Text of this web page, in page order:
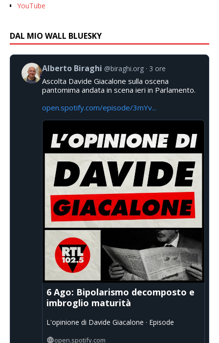
YouTube
DAL MIO WALL BLUESKY
Alberto Biraghi @biraghi.org 3 ore
Ascolta Davide Giacalone sulla oscena
pantomima andata in scena ieri in Parlamento.
open.spotify.com/episode/3mYv...
6 Ago: Bipolarismo decomposto e
imbroglio maturità
L'opinione di Davide Giacalone · Episode
open.spotify.com